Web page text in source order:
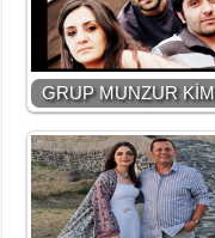
GRUP MUNZUR